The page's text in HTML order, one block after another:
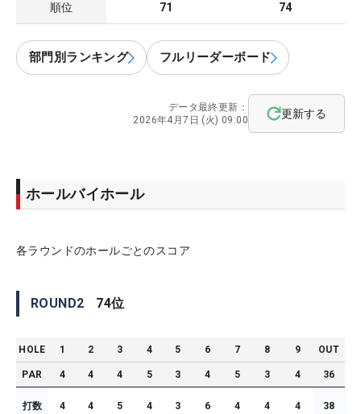
順位 71 74
部門別ランキング フルリーダーボード
データ最終更新：
2026年4月7日 (火) 09:00
更新する
ホールバイホール
各ラウンドのホールごとのスコア
ROUND2 74位
HOLE 1 2 3 4 5 6 7 8 9 OUT
PAR 4 4 4 5 3 4 5 3 4 36
打数 4 4 5 4 3 6 4 4 4 38